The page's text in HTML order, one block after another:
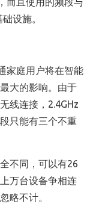
设施。
家庭用户将在智能
大的影响。由于
线连接，2.4GHz
只能有三个不重
不同，可以有26
万台设备争相连
略不计。